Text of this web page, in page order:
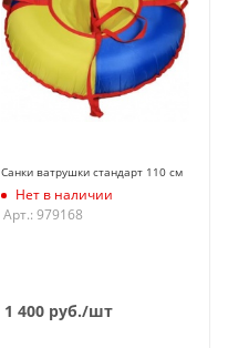
Санки ватрушки стандарт 110 см
Нет в наличии
Арт.: 979168
1 400руб./шт